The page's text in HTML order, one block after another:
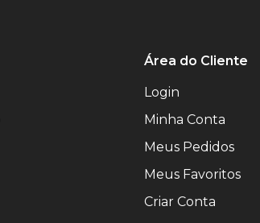
Área do Cliente
Login
Minha Conta
Meus Pedidos
Meus Favoritos
Criar Conta